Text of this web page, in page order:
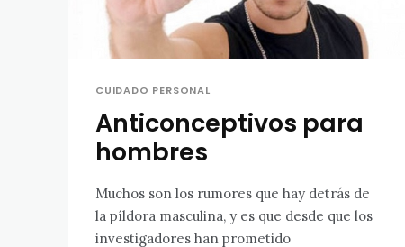
CUIDADO PERSONAL
Anticonceptivos para
hombres
Muchos son los rumores que hay detrás de
la píldora masculina, y es que desde que los
investigadores han prometido